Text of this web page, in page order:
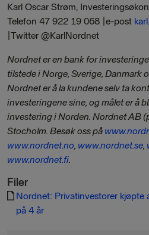
Karl Oscar Strøm,
Telefon 47 922 19 068 |e-post
|Twitter @KarlNordnet
Nordnet er en bank for
tilstede i Norge, Sverige, Danmark
Nordnet er å la kundene selv ta
investeringene sine, og målet er å
investering i Norden. Nordnet AB
Stocholm. Besøk oss på
www.nordnet.no, www.nordnet.se,
www.nordnet.fi.
Filer
Nordnet: Privatinvestorer kjøpte
på 4 år